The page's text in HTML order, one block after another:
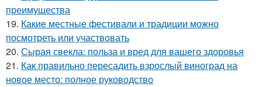
преимущества
19. Какие местные фестивали и традиции можно
посмотреть или участвовать
20. Сырая свекла: польза и вред для вашего здоровья
21. Как правильно пересадить взрослый виноград на
новое место: полное руководство